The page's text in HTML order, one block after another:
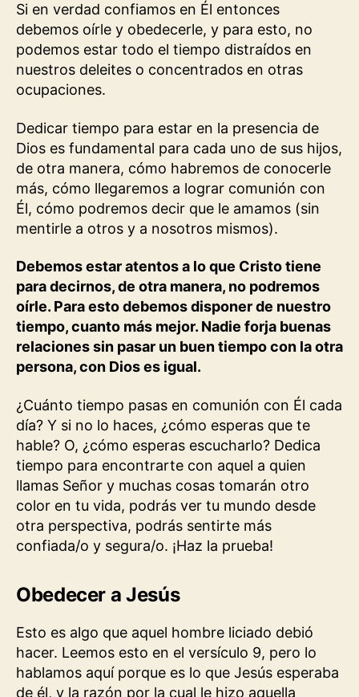
Si en verdad confiamos en Él entonces
debemos oírle y obedecerle, y para esto, no
podemos estar todo el tiempo distraídos en
nuestros deleites o concentrados en otras
ocupaciones.
Dedicar tiempo para estar en la presencia de
Dios es fundamental para cada uno de sus hijos,
de otra manera, cómo habremos de conocerle
más, cómo llegaremos a lograr comunión con
Él, cómo podremos decir que le amamos (sin
mentirle a otros y a nosotros mismos).
Debemos estar atentos a lo que Cristo tiene
para decirnos, de otra manera, no podremos
oírle. Para esto debemos disponer de nuestro
tiempo, cuanto más mejor. Nadie forja buenas
relaciones sin pasar un buen tiempo con la otra
persona, con Dios es igual.
¿Cuánto tiempo pasas en comunión con Él cada
día? Y si no lo haces, ¿cómo esperas que te
hable? O, ¿cómo esperas escucharlo? Dedica
tiempo para encontrarte con aquel a quien
llamas Señor y muchas cosas tomarán otro
color en tu vida, podrás ver tu mundo desde
otra perspectiva, podrás sentirte más
confiada/o y segura/o. ¡Haz la prueba!
Obedecer a Jesús
Esto es algo que aquel hombre liciado debió
hacer. Leemos esto en el versículo 9, pero lo
hablamos aquí porque es lo que Jesús esperaba
de él, y la razón por la cual le hizo aquella